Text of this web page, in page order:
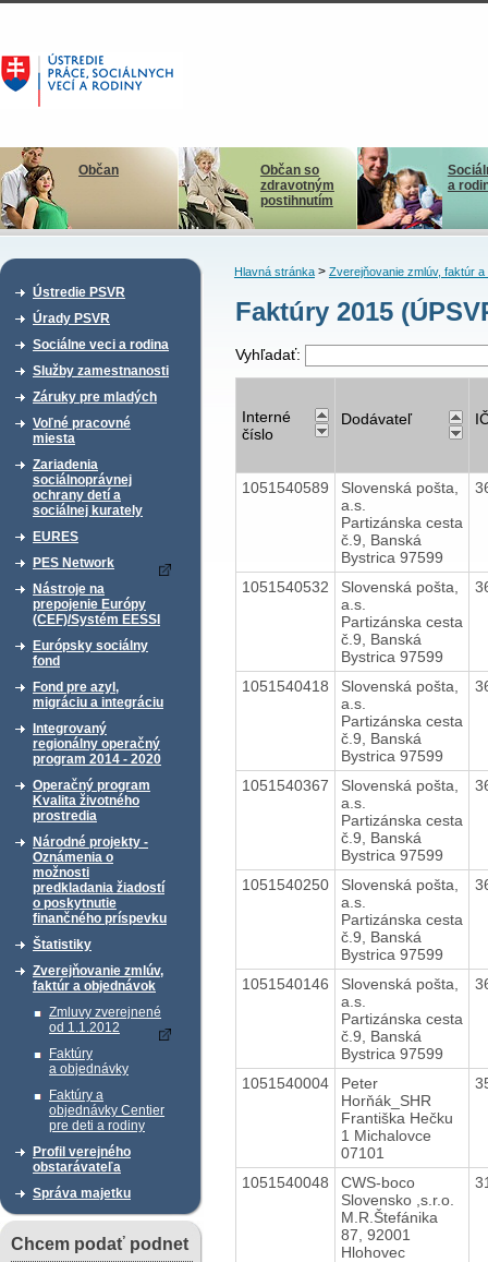
Občan
Občan so
zdravotným
postihnutím
a
Ústredie PSVR
Úrady PSVR
Sociálne veci a rodina
Služby zamestnanosti
Záruky pre mladých
Voľné pracovné
miesta
Zariadenia
sociálnoprávnej
ochrany detí a
sociálnej kurately
EURES
PES Network
Nástroje na
prepojenie Európy
(CEF)/Systém EESSI
Európsky sociálny
fond
Fond pre azyl,
migráciu a integráciu
Integrovaný
regionálny operačný
program 2014 - 2020
Operačný program
Kvalita životného
prostredia
Národné projekty -
Oznámenia o
možnosti
predkladania žiadostí
o poskytnutie
finančného príspevku
Štatistiky
Zverejňovanie zmlúv,
faktúr a objednávok
Zmluvy zverejnené
od 1.1.2012
Faktúry
a objednávky
Faktúry a
objednávky Centier
pre deti a rodiny
Profil verejného
obstarávateľa
Správa majetku
Chcem podať podnet
Hlavná stránka> Zverejňovanie zmlúv, faktúr a
Faktúry 2015
Vyhľadať:
Interné
číslo
Dodávateľ
1051540589
Slovenská pošta,
a.s.
Partizánska cesta
č.9, Banská
Bystrica 97599
1051540532
Slovenská pošta,
a.s.
Partizánska cesta
č.9, Banská
Bystrica 97599
1051540418
Slovenská pošta,
a.s.
Partizánska cesta
č.9, Banská
Bystrica 97599
1051540367
Slovenská pošta,
a.s.
Partizánska cesta
č.9, Banská
Bystrica 97599
1051540250
Slovenská pošta,
a.s.
Partizánska cesta
č.9, Banská
Bystrica 97599
1051540146
Slovenská pošta,
a.s.
Partizánska cesta
č.9, Banská
Bystrica 97599
1051540004
Peter
Horňák_SHR
Františka Hečku
1 Michalovce
07101
1051540048
CWS-boco
Slovensko ,s.r.o.
M.R.Štefánika
87, 92001
Hlohovec